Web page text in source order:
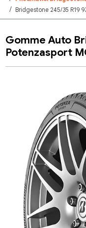
Bridgestone 245/35 R19
Gomme Auto
Potenzasport